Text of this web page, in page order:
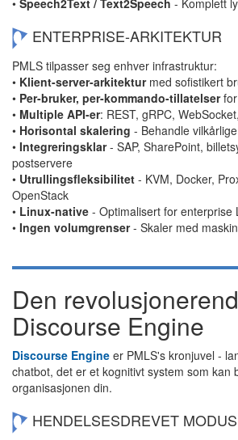
ENTERPRISE-ARKITEKTUR
PMLS tilpasser seg enhver infrastruktur:
• Klient-server-arkitekturmed sofistikert
• Per-bruker, per-kommando-tillatelserfor
• Multiple API-er: REST, gRPC,
• Horisontal skalering - Behandle
• Integreringsklar- SAP, SharePoint,
postservere
• Utrullingsfleksibilitet - KVM, Docker,
OpenStack
• Linux-native - Optimalisert for enterprise
• Ingen volumgrenser- Skaler med
Den
Discourse Engine
Discourse Engine er PMLS's kronjuvel -
chatbot, det er et kognitivt system som kan
organisasjonen din.
HENDELSESDREVET MODUS